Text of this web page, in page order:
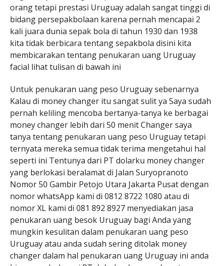
orang tetapi prestasi Uruguay adalah sangat tinggi di
bidang persepakbolaan karena pernah mencapai 2
kali juara dunia sepak bola di tahun 1930 dan 1938
kita tidak berbicara tentang sepakbola disini kita
membicarakan tentang penukaran uang Uruguay
facial lihat tulisan di bawah ini
Untuk penukaran uang peso Uruguay sebenarnya
Kalau di money changer itu sangat sulit ya Saya sudah
pernah keliling mencoba bertanya-tanya ke berbagai
money changer lebih dari 50 menit Changer saya
tanya tentang penukaran uang peso Uruguay tetapi
ternyata mereka semua tidak terima mengetahui hal
seperti ini Tentunya dari PT dolarku money changer
yang berlokasi beralamat di Jalan Suryopranoto
Nomor 50 Gambir Petojo Utara Jakarta Pusat dengan
nomor whatsApp kami di 0812 8722 1080 atau di
nomor XL kami di 081 892 8927 menyediakan jasa
penukaran uang besok Uruguay bagi Anda yang
mungkin kesulitan dalam penukaran uang peso
Uruguay atau anda sudah sering ditolak money
changer dalam hal penukaran uang Uruguay ini anda